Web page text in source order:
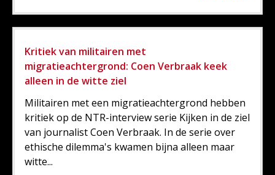
Kritiek van militairen met
migratieachtergrond: Coen Verbraak keek
alleen in de witte ziel
Militairen met een migratieachtergrond hebben
kritiek op de NTR-interview serie Kijken in de ziel
van journalist Coen Verbraak. In de serie over
ethische dilemma's kwamen bijna alleen maar
witte...